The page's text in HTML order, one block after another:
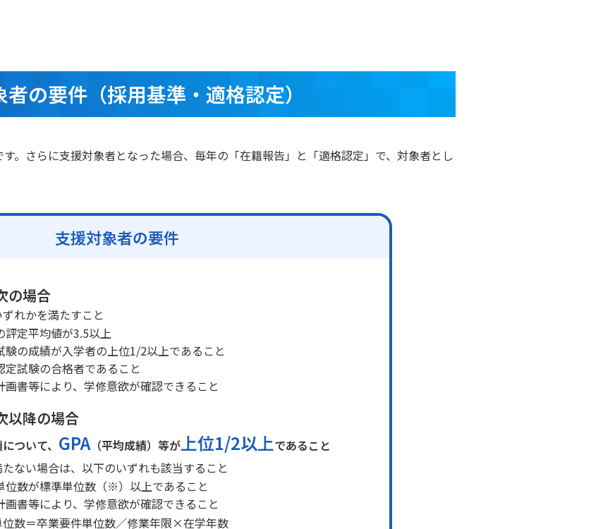
の要件（採用基準・適格認定）
。さらに支援対象者となった場合、毎年の「在籍報告」と「適格認定」で、対象者とし
支援対象者の要件
の場合
れかを満たすこと
定平均値が3.5以上
の成績が入学者の上位1/2以上であること
試験の合格者であること
書等により、学修意欲が確認できること
以降の場合
ついて、 GPA（平均成績）等が上位1/2以上であること
ない場合は、以下のいずれも該当すること
数が標準単位数（※）以上であること
書等により、学修意欲が確認できること
数＝卒業要件単位数／修業年限×在学年数